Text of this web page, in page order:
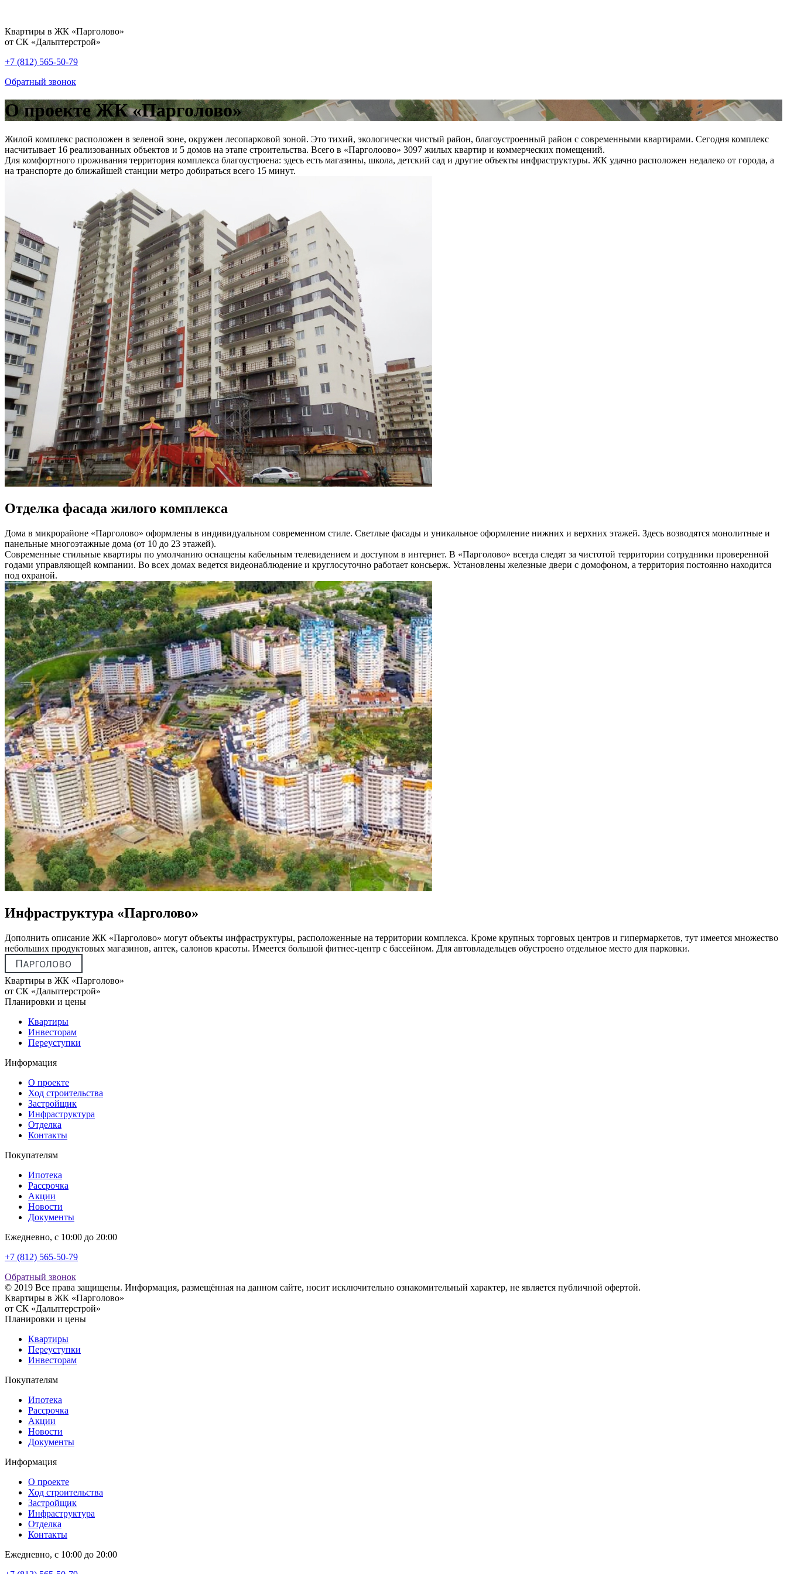
Квартиры в ЖК «Парголово»
от СК «Дальптерстрой»
+7 (812) 565-50-79
Обратный звонок
О проекте ЖК «Парголово»
Жилой комплекс расположен в зеленой зоне, окружен лесопарковой зоной. Это тихий, экологически чистый район, благоустроенный район с современными квартирами. Сегодня комплекс
насчитывает 16 реализованных объектов и 5 домов на этапе строительства. Всего в «Парголоово» 3097 жилых квартир и коммерческих помещений.
Для комфортного проживания территория комплекса благоустроена: здесь есть магазины, школа, детский сад и другие объекты инфраструктуры. ЖК удачно расположен недалеко от города, а
на транспорте до ближайшей станции метро добираться всего 15 минут.
Отделка фасада жилого комплекса
Дома в микрорайоне «Парголово» оформлены в индивидуальном современном стиле. Светлые фасады и уникальное оформление нижних и верхних этажей. Здесь возводятся монолитные и
панельные многоэтажные дома (от 10 до 23 этажей).
Современные стильные квартиры по умолчанию оснащены кабельным телевидением и доступом в интернет. В «Парголово» всегда следят за чистотой территории сотрудники проверенной
годами управляющей компании. Во всех домах ведется видеонаблюдение и круглосуточно работает консьерж. Установлены железные двери с домофоном, а территория постоянно находится
под охраной.
Инфраструктура «Парголово»
Дополнить описание ЖК «Парголово» могут объекты инфраструктуры, расположенные на территории комплекса. Кроме крупных торговых центров и гипермаркетов, тут имеется множество
небольших продуктовых магазинов, аптек, салонов красоты. Имеется большой фитнес-центр с бассейном. Для автовладельцев обустроено отдельное место для парковки.
Квартиры в ЖК «Парголово»
от СК «Дальптерстрой»
Планировки и цены
Квартиры
Инвесторам
Переуступки
Информация
О проекте
Ход строительства
Застройщик
Инфраструктура
Отделка
Контакты
Покупателям
Ипотека
Рассрочка
Акции
Новости
Документы
Ежедневно, с 10:00 до 20:00
+7 (812) 565-50-79
Обратный звонок
© 2019 Все права защищены. Информация, размещённая на данном сайте, носит исключительно ознакомительный характер, не является публичной офертой.
Квартиры в ЖК «Парголово»
от СК «Дальптерстрой»
Планировки и цены
Квартиры
Переуступки
Инвесторам
Покупателям
Ипотека
Рассрочка
Акции
Новости
Документы
Информация
О проекте
Ход строительства
Застройщик
Инфраструктура
Отделка
Контакты
Ежедневно, с 10:00 до 20:00